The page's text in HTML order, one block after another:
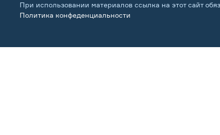
При использовании материалов ссылка на этот сайт
Политика конфеденциальности